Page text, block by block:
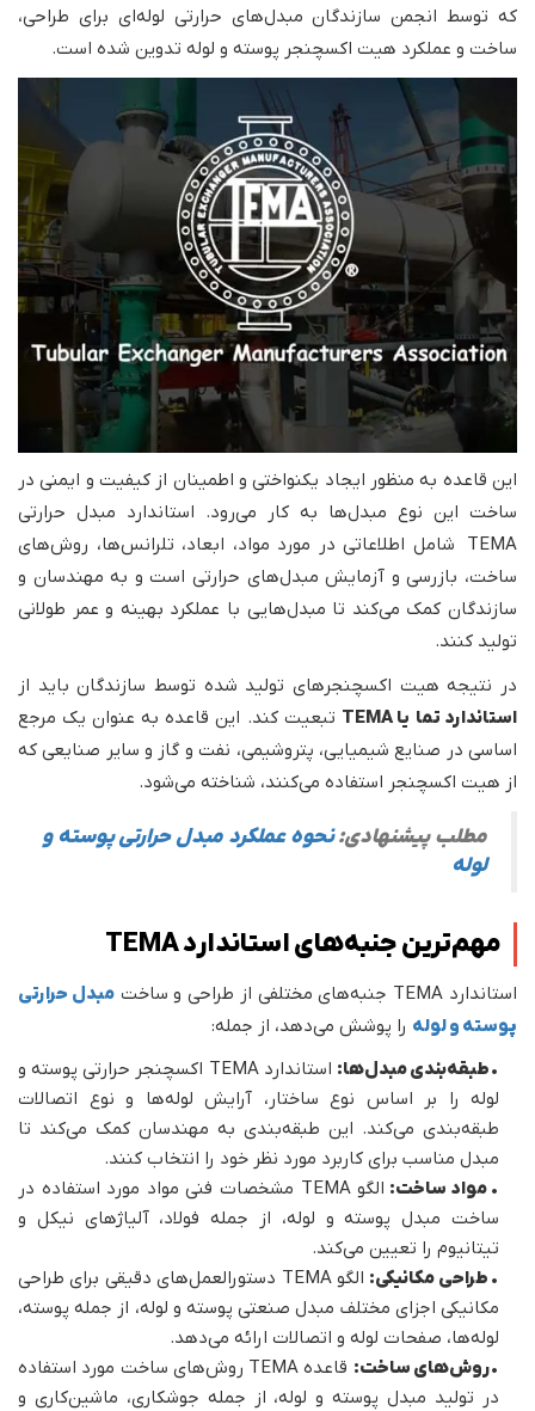
که توسط انجمن سازندگان مبدل‌های حرارتی لوله‌ای برای طراحی،
ساخت و عملکرد هیت اکسچنجر پوسته و لوله تدوین شده است.
این قاعده به منظور ایجاد یکنواختی و اطمینان از کیفیت و ایمنی در
ساخت این نوع مبدل‌ها به کار می‌رود. استاندارد مبدل حرارتی
TEMA شامل اطلاعاتی در مورد مواد، ابعاد، تلرانس‌ها، روش‌های
ساخت، بازرسی و آزمایش مبدل‌های حرارتی است و به مهندسان و
سازندگان کمک می‌کند تا مبدل‌هایی با عملکرد بهینه و عمر طولانی
تولید کنند.
در نتیجه هیت اکسچنجرهای تولید شده توسط سازندگان باید از
استاندارد تما یا TEMA
تبعیت کند. این قاعده به عنوان یک مرجع
اساسی در صنایع شیمیایی، پتروشیمی، نفت و گاز و سایر صنایعی که
از هیت اکسچنجر استفاده می‌کنند، شناخته می‌شود.
مطلب پیشنهادی:نحوه عملکرد مبدل حرارتی پوسته و
لوله
مهم‌ترین جنبه‌های استاندارد TEMA
استاندارد TEMA جنبه‌های مختلفی از طراحی و ساخت
مبدل حرارتی
پوسته و لوله را پوشش می‌دهد، از جمله:
•طبقه‌بندی مبدل‌ها:
استاندارد TEMA اکسچنجر حرارتی پوسته و
لوله را بر اساس نوع ساختار، آرایش لوله‌ها و نوع اتصالات
طبقه‌بندی می‌کند. این طبقه‌بندی به مهندسان کمک می‌کند تا
مبدل مناسب برای کاربرد مورد نظر خود را انتخاب کنند.
• مواد ساخت:
الگو TEMA مشخصات فنی مواد مورد استفاده در
ساخت مبدل پوسته و لوله، از جمله فولاد، آلیاژهای نیکل و
تیتانیوم را تعیین می‌کند.
• طراحی مکانیکی:
الگو TEMA دستورالعمل‌های دقیقی برای طراحی
مکانیکی اجزای مختلف مبدل صنعتی پوسته و لوله، از جمله پوسته،
لوله‌ها، صفحات لوله و اتصالات ارائه می‌دهد.
•روش‌های ساخت:
قاعده TEMA روش‌های ساخت مورد استفاده
در تولید مبدل پوسته و لوله، از جمله جوشکاری، ماشین‌کاری و